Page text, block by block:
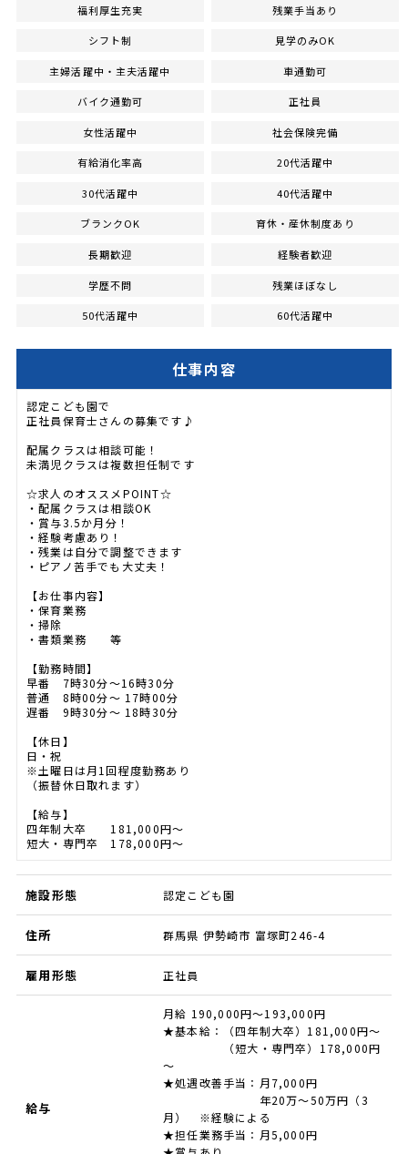
福利厚生充実 残業手当あり
シフト制 見学のみOK
主婦活躍中・主夫活躍中 車通勤可
バイク通勤可 正社員
女性活躍中 社会保険完備
有給消化率高 20代活躍中
30代活躍中 40代活躍中
ブランクOK 育休・産休制度あり
長期歓迎 経験者歓迎
学歴不問 残業ほぼなし
50代活躍中 60代活躍中
仕事内容
認定こども園で
正社員保育士さんの募集です♪
配属クラスは相談可能！
未満児クラスは複数担任制です
☆求人のオススメPOINT☆
・配属クラスは相談OK
・賞与3.5か月分！
・経験考慮あり！
・残業は自分で調整できます
・ピアノ苦手でも大丈夫！
【お仕事内容】
・保育業務
・掃除
・書類業務 等
【勤務時間】
早番 7時30分～16時30分
普通 8時00分～ 17時00分
遅番 9時30分～ 18時30分
【休日】
日・祝
※土曜日は月1回程度勤務あり
（振替休日取れます）
【給与】
四年制大卒 181,000円～
短大・専門卒 178,000円～
施設形態 認定こども園
住所 群馬県 伊勢崎市 富塚町246-4
雇用形態 正社員
給与
月給 190,000円～193,000円
★基本給：（四年制大卒）181,000円～
（短大・専門卒）178,000円
～
★処遇改善手当：月7,000円
年20万～50万円（3
月） ※経験による
★担任業務手当：月5,000円